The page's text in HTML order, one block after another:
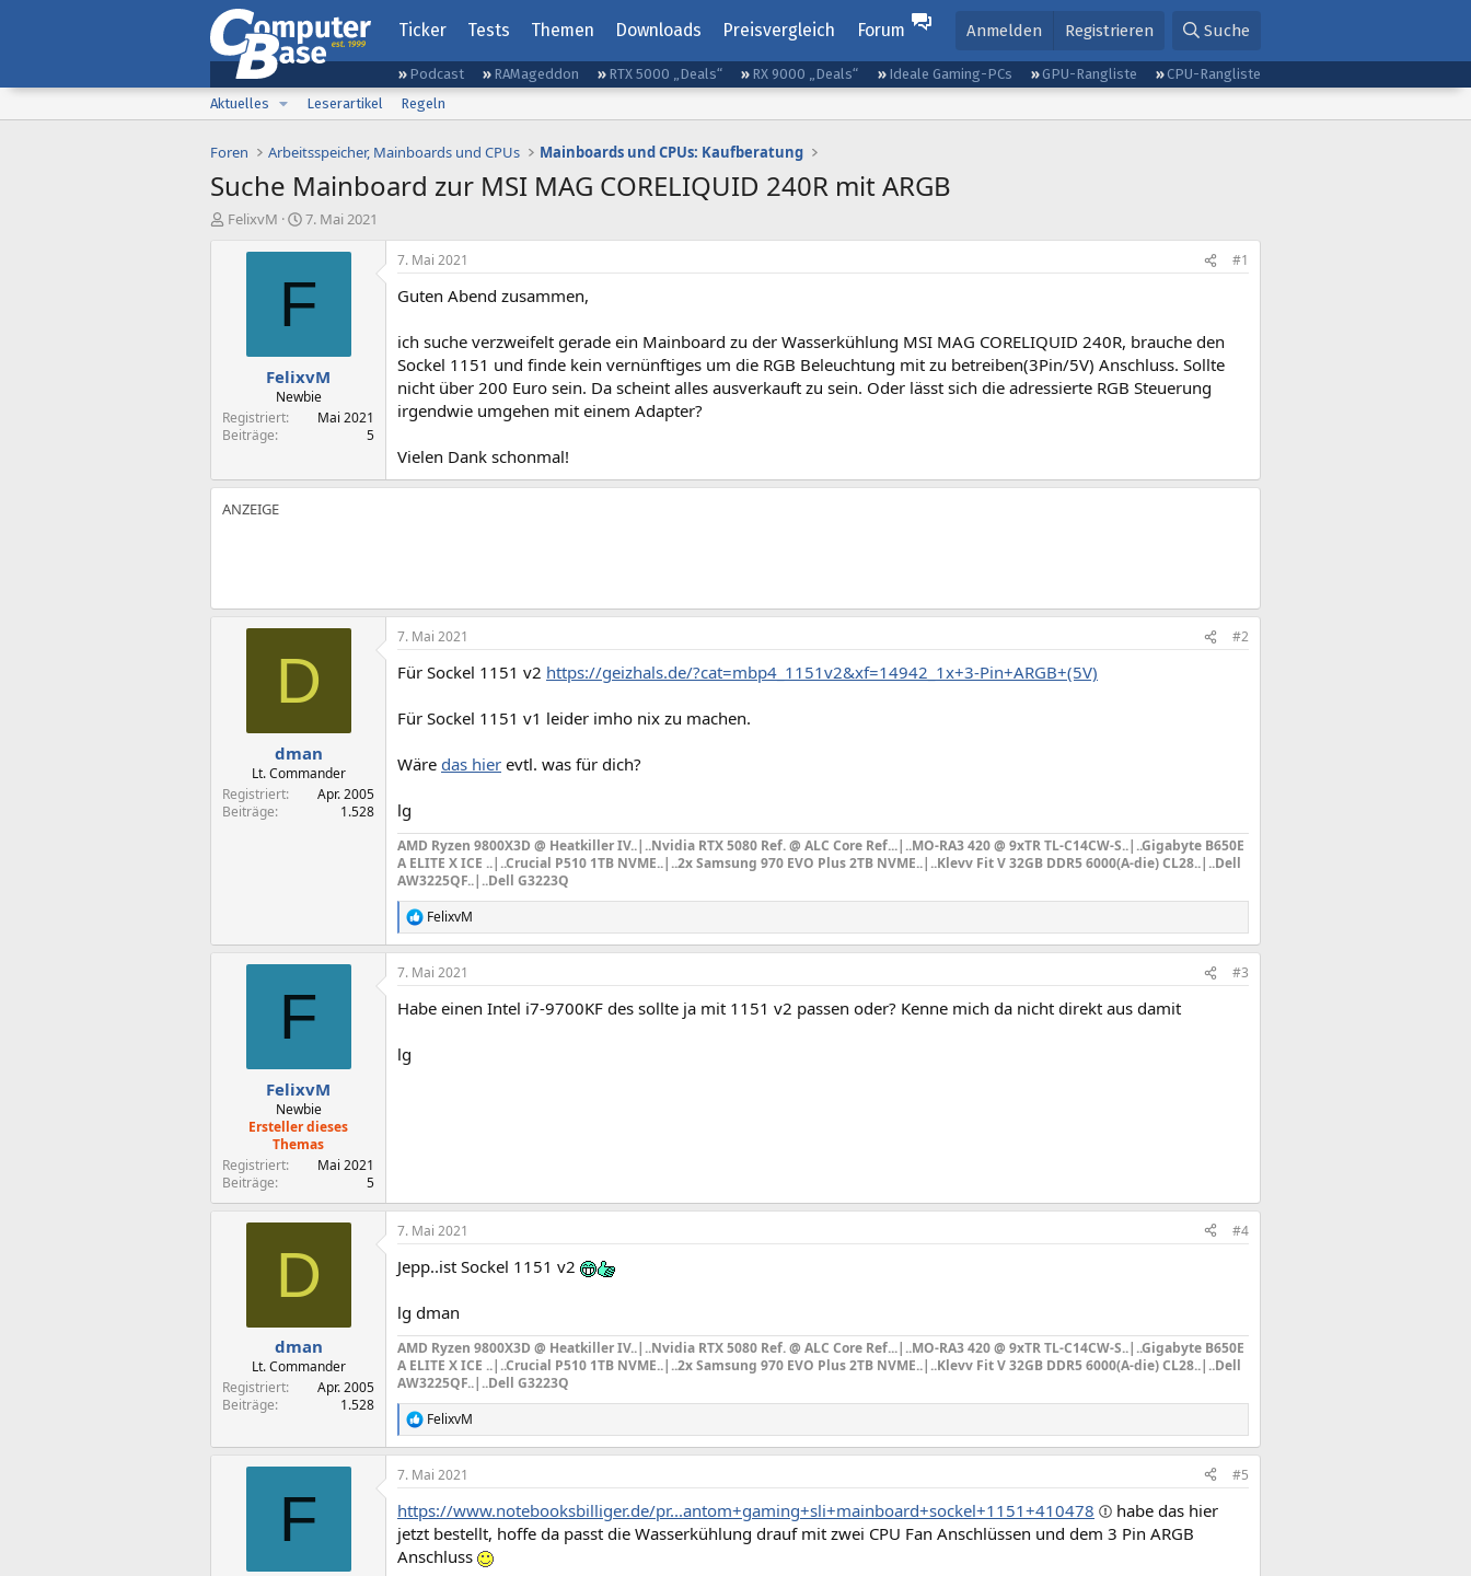
Ticker Tests Themen Downloads Preisvergleich Forum Anmelden Registrieren Suche
Podcast RAMageddon RTX 5000 „Deals“ RX 9000 „Deals“ Ideale Gaming-PCs GPU-Rangliste
CPU-Rangliste
Aktuelles
Leserartikel Regeln
Foren Arbeitsspeicher, Mainboards und CPUs Mainboards und CPUs: Kaufberatung
Suche Mainboard zur MSI MAG CORELIQUID 240R mit ARGB
E
FelixvM
E
s
t
a
m
7. Mai 2021
F
FelixvM
Newbie
Registriert
Mai 2021
Beiträge
5
7. Mai 2021 #1
Guten Abend zusammen,
ich suche verzweifelt gerade ein Mainboard zu der Wasserkühlung MSI MAG CORELIQUID 240R, brauche den
Sockel 1151 und finde kein vernünftiges um die RGB Beleuchtung mit zu betreiben(3Pin/5V) Anschluss. Sollte
nicht über 200 Euro sein. Da scheint alles ausverkauft zu sein. Oder lässt sich die adressierte RGB Steuerung
irgendwie umgehen mit einem Adapter?
Vielen Dank schonmal!
D
dman
Lt. Commander
Registriert
Apr. 2005
Beiträge
1.528
7. Mai 2021 #2
Für Sockel 1151 v2 https://geizhals.de/?cat=mbp4_1151v2&xf=14942_1x+3-Pin+ARGB+(5V)
Für Sockel 1151 v1 leider imho nix zu machen.
Wäre das hier evtl. was für dich?
lg
AMD Ryzen 9800X3D @ Heatkiller IV..|..Nvidia RTX 5080 Ref. @ ALC Core Ref...| ..MO-RA3 420 @ 9xTR TL-C14CW-S..|..Gigabyte B650E
A ELITE X ICE ..|..Crucial P510 1TB NVME..|..2x Samsung 970 EVO Plus 2TB NVME..|..Klevv Fit V 32GB DDR5 6000(A-die) CL28..|..Dell
AW3225QF..|..Dell G3223Q
R
e
a
k
i
e
FelixvM
F
FelixvM
Newbie
Ersteller dieses
Themas
Registriert
Mai 2021
Beiträge
5
7. Mai 2021 #3
Habe einen Intel i7-9700KF des sollte ja mit 1151 v2 passen oder? Kenne mich da nicht direkt aus damit
lg
D
dman
Lt. Commander
Registriert
Apr. 2005
Beiträge
1.528
7. Mai 2021 #4
Jepp..ist Sockel 1151 v2
lg dman
AMD Ryzen 9800X3D @ Heatkiller IV..|..Nvidia RTX 5080 Ref. @ ALC Core Ref...| ..MO-RA3 420 @ 9xTR TL-C14CW-S..|..Gigabyte B650E
A ELITE X ICE ..|..Crucial P510 1TB NVME..|..2x Samsung 970 EVO Plus 2TB NVME..|..Klevv Fit V 32GB DDR5 6000(A-die) CL28..|..Dell
AW3225QF..|..Dell G3223Q
R
e
a
k
i
o
e
FelixvM
F
7. Mai 2021 #5
https://www.notebooksbilliger.de/pr...antom+gaming+sli+mainboard+sockel+1151+410478
habe das hier
jetzt bestellt, hoffe da passt die Wasserkühlung drauf mit zwei CPU Fan Anschlüssen und dem 3 Pin ARGB
Anschluss